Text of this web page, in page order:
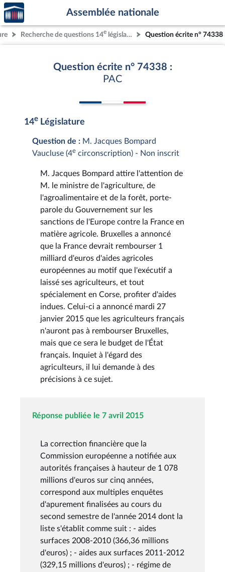
Aller au contenu
Aller en bas de la page
Accèder
à la
page
d'accueil
Assemblée nationale
Recherche de questions 14e législature Question écrite n° 74338
Question écrite n° 74338 :
PAC
14e Législature
Question de : M. Jacques Bompard
Vaucluse (4e circonscription) - Non inscrit
M. Jacques Bompard attire l'attention de
M. le ministre de l'agriculture, de
l'agroalimentaire et de la forêt, porte-
parole du Gouvernement sur les
sanctions de l'Europe contre la France en
matière agricole. Bruxelles a annoncé
que la France devrait rembourser 1
milliard d'euros d'aides agricoles
européennes au motif que l'exécutif a
laissé ses agriculteurs, et tout
spécialement en Corse, profiter d'aides
indues. Celui-ci a annoncé mardi 27
janvier 2015 que les agriculteurs français
n'auront pas à rembourser Bruxelles,
mais que ce sera le budget de l'État
français. Inquiet à l'égard des
agriculteurs, il lui demande à des
précisions à ce sujet.
Réponse publiée le 7 avril 2015
La correction financière que la
Commission européenne a notifiée aux
autorités françaises à hauteur de 1 078
millions d'euros sur cinq années,
correspond aux multiples enquêtes
d'apurement finalisées au cours du
second semestre de l'année 2014 dont la
liste s'établit comme suit : - aides
surfaces 2008-2010 (366,36 millions
d'euros) ; - aides aux surfaces 2011-2012
(329,15 millions d'euros) ; - régime de